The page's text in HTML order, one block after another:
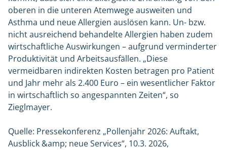
oberen in die unteren Atemwege ausweiten und
Asthma und neue Allergien auslösen kann. Un- bzw.
nicht ausreichend behandelte Allergien haben zudem
wirtschaftliche Auswirkungen – aufgrund verminderter
Produktivität und Arbeitsausfällen. „Diese
vermeidbaren indirekten Kosten betragen pro Patient
und Jahr mehr als 2.400 Euro – ein wesentlicher Faktor
in wirtschaftlich so angespannten Zeiten“, so
Zieglmayer.
Quelle: Pressekonferenz „Pollenjahr 2026: Auftakt,
Ausblick &amp; neue Services“, 10.3. 2026,